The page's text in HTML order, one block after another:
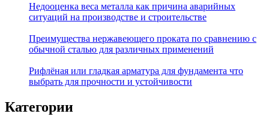
Недооценка веса металла как причина аварийных
ситуаций на производстве и строительстве
Преимущества нержавеющего проката по сравнению с
обычной сталью для различных применений
Рифлёная или гладкая арматура для фундамента что
выбрать для прочности и устойчивости
Категории